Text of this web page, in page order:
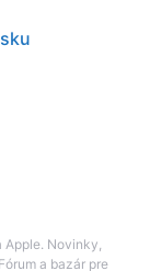
Novinky,
a bazár pre